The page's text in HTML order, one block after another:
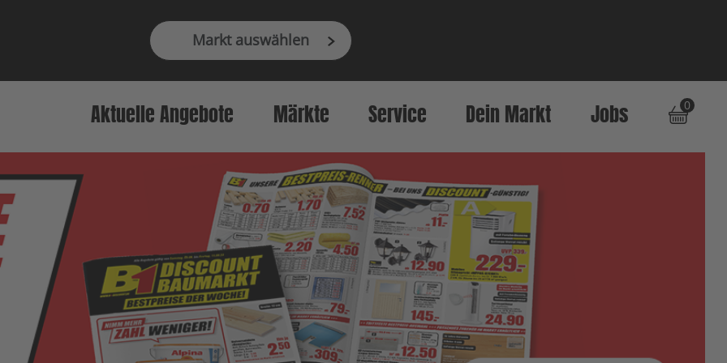
Markt auswählen
Aktuelle Angebote Märkte Service Dein Markt Jobs
0